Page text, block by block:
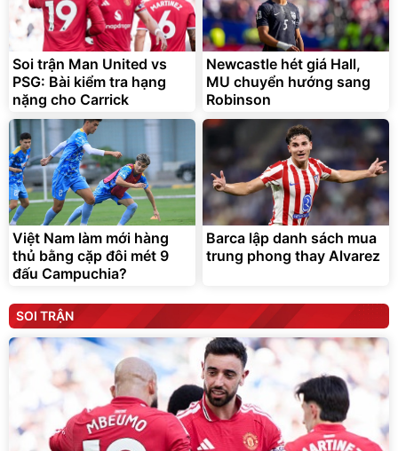
Soi trận Man United vs
PSG: Bài kiểm tra hạng
nặng cho Carrick
Newcastle hét giá Hall,
MU chuyển hướng sang
Robinson
Việt Nam làm mới hàng
thủ bằng cặp đôi mét 9
đấu Campuchia?
Barca lập danh sách mua
trung phong thay Alvarez
SOI TRẬN